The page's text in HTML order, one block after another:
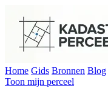
Home Gids Bronnen Blog
Toon mijn perceel